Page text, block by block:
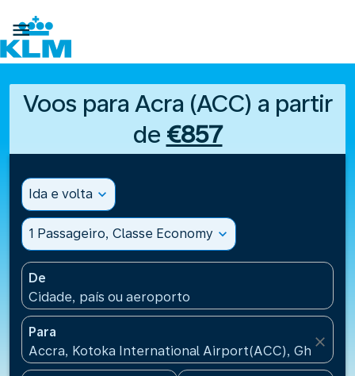

Voos para Acra (ACC) a partir
de €857
Ida e volta expand_more
1 Passageiro, Classe Economy expand_more
De
Cidade, país ou aeroporto
Para
Accra, Kotoka International Airport(ACC), Ghana
close